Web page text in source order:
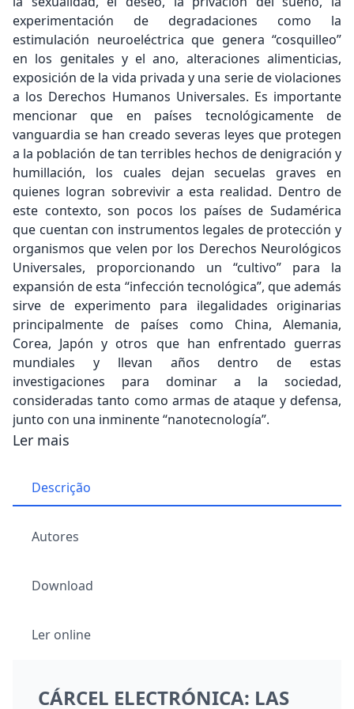
experimentación de degradaciones como la
estimulación neuroeléctrica que genera “cosquilleo”
en los genitales y el ano, alteraciones alimenticias,
exposición de la vida privada y una serie de violaciones
a los Derechos Humanos Universales. Es importante
mencionar que en países tecnológicamente de
vanguardia se han creado severas leyes que protegen
a la población de tan terribles hechos de denigración y
humillación, los cuales dejan secuelas graves en
quienes logran sobrevivir a esta realidad. Dentro de
este contexto, son pocos los países de Sudamérica
que cuentan con instrumentos legales de protección y
organismos que velen por los Derechos Neurológicos
Universales, proporcionando un “cultivo” para la
expansión de esta “infección tecnológica”, que además
sirve de experimento para ilegalidades originarias
principalmente de países como China, Alemania,
Corea, Japón y otros que han enfrentado guerras
mundiales y llevan años dentro de estas
investigaciones para dominar a la sociedad,
consideradas tanto como armas de ataque y defensa,
junto con una inminente “nanotecnología”.
Ler mais
Descrição
Autores
Download
Ler online
CÁRCEL ELECTRÓNICA: LAS